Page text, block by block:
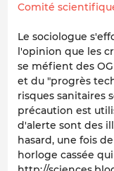
Comité
Le sociologue
l'opinion que les
se méfient des
et du "progrès
risques sanitaires
précaution est
d'alerte sont des
hasard, une fois
horloge cassée